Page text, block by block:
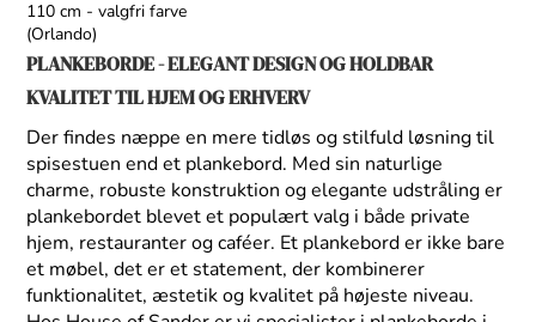
110 cm - valgfri farve
(Orlando)
PLANKEBORDE - ELEGANT DESIGN OG HOLDBAR
KVALITET TIL HJEM OG ERHVERV
Der findes næppe en mere tidløs og stilfuld løsning til
spisestuen end et plankebord. Med sin naturlige
charme, robuste konstruktion og elegante udstråling er
plankebordet blevet et populært valg i både private
hjem, restauranter og caféer. Et plankebord er ikke bare
et møbel, det er et statement, der kombinerer
funktionalitet, æstetik og kvalitet på højeste niveau.